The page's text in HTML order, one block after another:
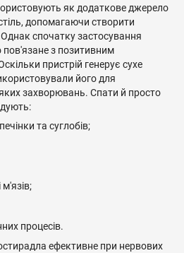
як додаткове джерело
допомагаючи створити
спочатку застосування
з позитивним
пристрій генерує сухе
його для
захворювань. Спати й просто
та суглобів;
процесів.
ефективне при нервових